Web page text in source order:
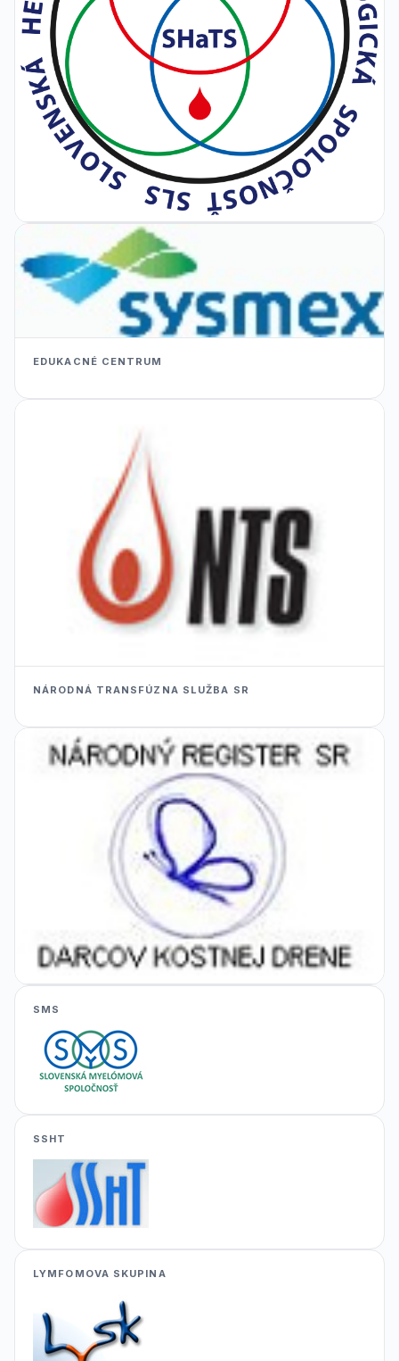
EDUKACNÉ CENTRUM
NÁRODNÁ TRANSFÚZNA SLUŽBA SR
SMS
SSHT
LYMFOMOVA SKUPINA